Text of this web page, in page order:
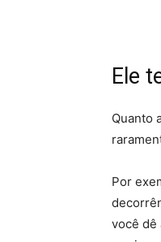
Ele
Quanto
Por
você dê